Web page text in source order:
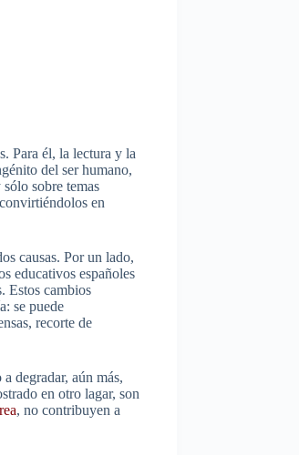
Para él, la lectura y la
del ser humano,
sobre temas
en
causas. Por un lado,
educativos españoles
Estos cambios
se puede
recorte de
degradar, aún más,
en otro lagar, son
, no contribuyen a